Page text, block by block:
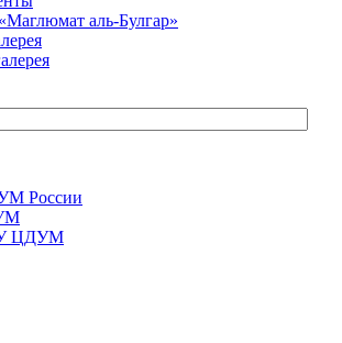
аль-Булгар»
России
ЦДУМ